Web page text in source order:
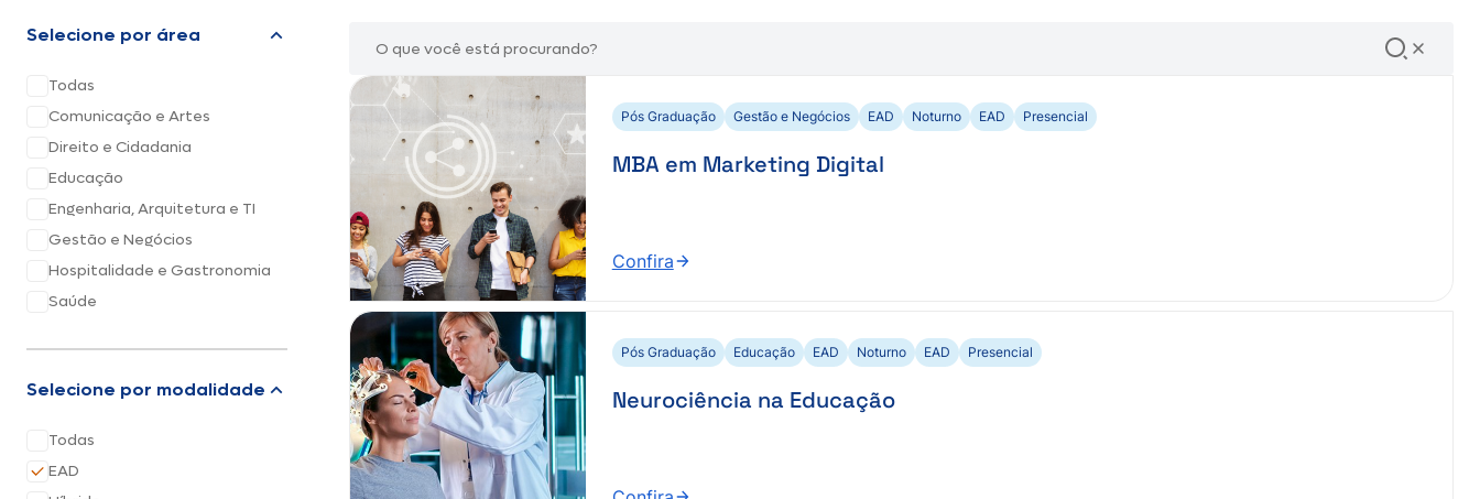
Selecione por área
Todas
Comunicação e Artes
Direito e Cidadania
Educação
Engenharia, Arquitetura e TI
Gestão e Negócios
Hospitalidade e Gastronomia
Saúde
Selecione por modalidade
Todas
EAD
Pós Graduação Gestão e Negócios EAD Noturno EAD Presencial
MBA em Marketing Digital
Confira
:
Marketing
Pós Graduação Educação EAD Noturno EAD Presencial
Neurociência na Educação